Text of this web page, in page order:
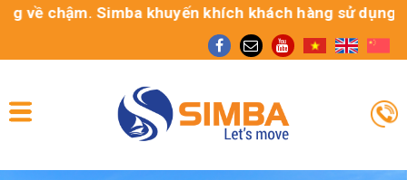
Simba khuyến khích khách hàng sử dụng dịch